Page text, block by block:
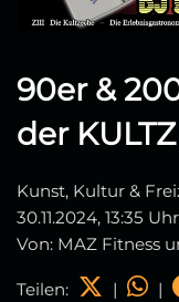
90er &
der
Kunst, Kultur &
30.11.2024, 13:35 Uhr
Von: MAZ Fitness
Teilen: | |